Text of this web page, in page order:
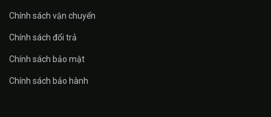
Chính sách vận chuyển
Chính sách đổi trả
Chính sách bảo mật
Chính sách bảo hành